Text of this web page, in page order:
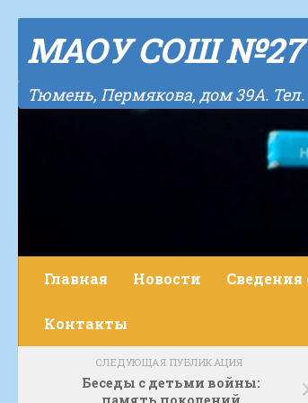
МАОУ СОШ №27
Тюмень, Пермякова, дом 39А. Тел.
Главная Новости Сведения
Контакты
СЛЕДУЮЩАЯ ПУБЛИКАЦИЯ
Беседы с детьми войны: